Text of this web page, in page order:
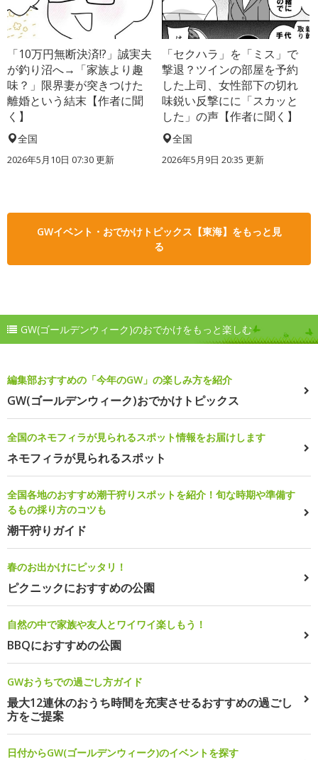
「10万円無断決済!?」誠実夫
が釣り沼へ→「家族より趣
味？」限界妻が突きつけた
離婚という結末【作者に聞
く】
全国
2026年5月10日 07:30 更新
「セクハラ」を「ミス」で
撃退？ツインの部屋を予約
した上司、女性部下の切れ
味鋭い反撃にに「スカッと
した」の声【作者に聞く】
全国
2026年5月9日 20:35 更新
GWイベント・おでかけトピックス【東海】をもっと見
る
GW(ゴールデンウィーク)のおでかけをもっと楽しむ
編集部おすすめの「今年のGW」の楽しみ方を紹介
GW(ゴールデンウィーク)おでかけトピックス
全国のネモフィラが見られるスポット情報をお届けします
ネモフィラが見られるスポット
全国各地のおすすめ潮干狩りスポットを紹介！旬な時期や準備す
るもの採り方のコツも
潮干狩りガイド
春のお出かけにピッタリ！
ピクニックにおすすめの公園
自然の中で家族や友人とワイワイ楽しもう！
BBQにおすすめの公園
GWおうちでの過ごし方ガイド
最大12連休のおうち時間を充実させるおすすめの過ごし
方をご提案
日付からGW(ゴールデンウィーク)のイベントを探す